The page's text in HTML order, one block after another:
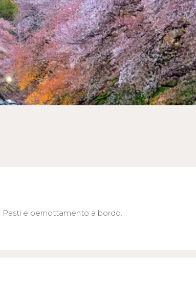
Pasti e pernottamento a bordo.